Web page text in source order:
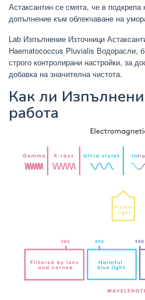
Астаксантин се смята, че в подкрепа
допълнение към облекчаване на
Lab Изпълнение Източници
Haematococcus Pluvialis Водорасли,
строго контролирани настройки, за
добавка на значителна чистота.
Как ли
работа